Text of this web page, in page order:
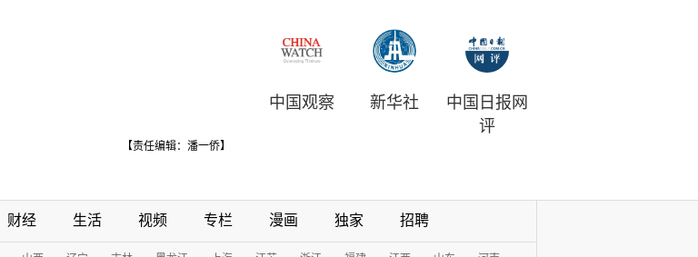
【责任编辑：潘一侨】
中国观察 新华社
中国日报网
评
财经 生活 视频 专栏 漫画 独家 招聘